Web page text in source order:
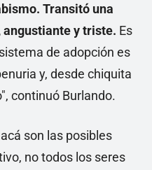
Transitó una
y triste. Es
de adopción es
y, desde chiquita
continuó Burlando.
son las posibles
no todos los seres